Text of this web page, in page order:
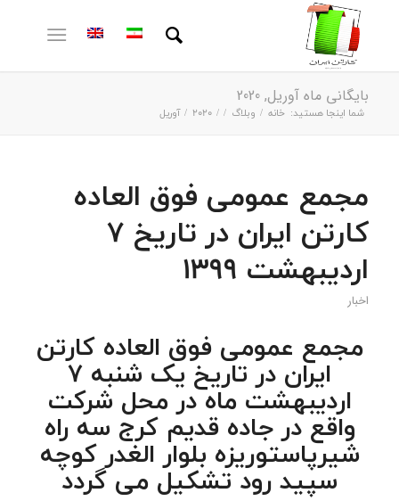
بایگانی ماه آوریل, 2020
شما اینجا هستید: خانه / وبلاگ /
/
2020
/ آوریل
مجمع عمومی فوق العاده
کارتن ایران در تاریخ 7
اردیبهشت 1399
اخبار
مجمع عمومی فوق العاده کارتن
ایران در تاریخ یک شنبه 7
اردیبهشت ماه در محل شرکت
واقع در جاده قدیم کرج سه راه
شیرپاستوریزه بلوار الغدر کوچه
سپید رود تشکیل می گردد